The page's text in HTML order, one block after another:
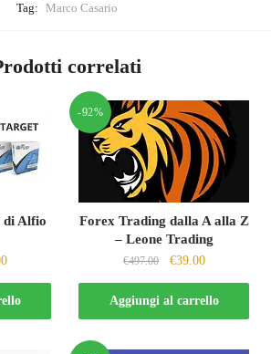
Tag: Marco Casario
correlati
di Alfio
Il
prezzo
attuale
è:
-92%
Forex Trading dalla A alla Z
– Leone Trading
€497.00
Il
prezzo
originale
era:
€39.00Il
prezzo
attuale
è:
Aggiungi al carrello